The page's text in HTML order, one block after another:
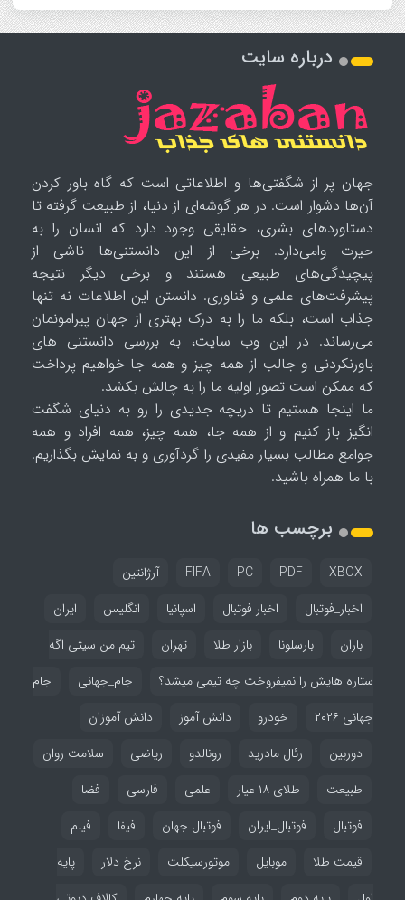
درباره سایت
جهان پر از شگفتی‌ها و اطلاعاتی است که گاه باور کردن
آن‌ها دشوار است. در هر گوشه‌ای از دنیا، از طبیعت گرفته تا
دستاوردهای بشری، حقایقی وجود دارد که انسان را به
حیرت وامی‌دارد. برخی از این دانستنی‌ها ناشی از
پیچیدگی‌های طبیعی هستند و برخی دیگر نتیجه
پیشرفت‌های علمی و فناوری. دانستن این اطلاعات نه تنها
جذاب است، بلکه ما را به درک بهتری از جهان پیرامونمان
می‌رساند. در این وب سایت، به بررسی دانستنی های
باورنکردنی و جالب از همه چیز و همه جا خواهیم پرداخت
که ممکن است تصور اولیه ما را به چالش بکشد.
ما اینجا هستیم تا دریچه جدیدی را رو به دنیای شگفت
انگیز باز کنیم و از همه جا، همه چیز، همه افراد و همه
جوامع مطالب بسیار مفیدی را گردآوری و به نمایش بگذاریم.
با ما همراه باشید.
برچسب ها
FIFA PC PDF XBOX
آرژانتین
اخبار_فوتبال
اخبار فوتبال اسپانیا انگلیس
ایران
باران
بارسلونا بازار طلا تهران
تیم من سیتی اگه
ستاره هایش را نمیفروخت چه تیمی میشد؟
جام_جهانی
جام
جهانی ۲۰۲۶
خودرو دانش آموز
دانش آموزان
دوربین
رئال مادرید رونالدو ریاضی
سلامت روان
طبیعت
طلای ۱۸ عیار علمی فارسی
فضا
فوتبال
فوتبال_ایران فوتبال جهان فیفا
فیلم
قیمت طلا
موبایل موتورسیکلت نرخ دلار
پایه